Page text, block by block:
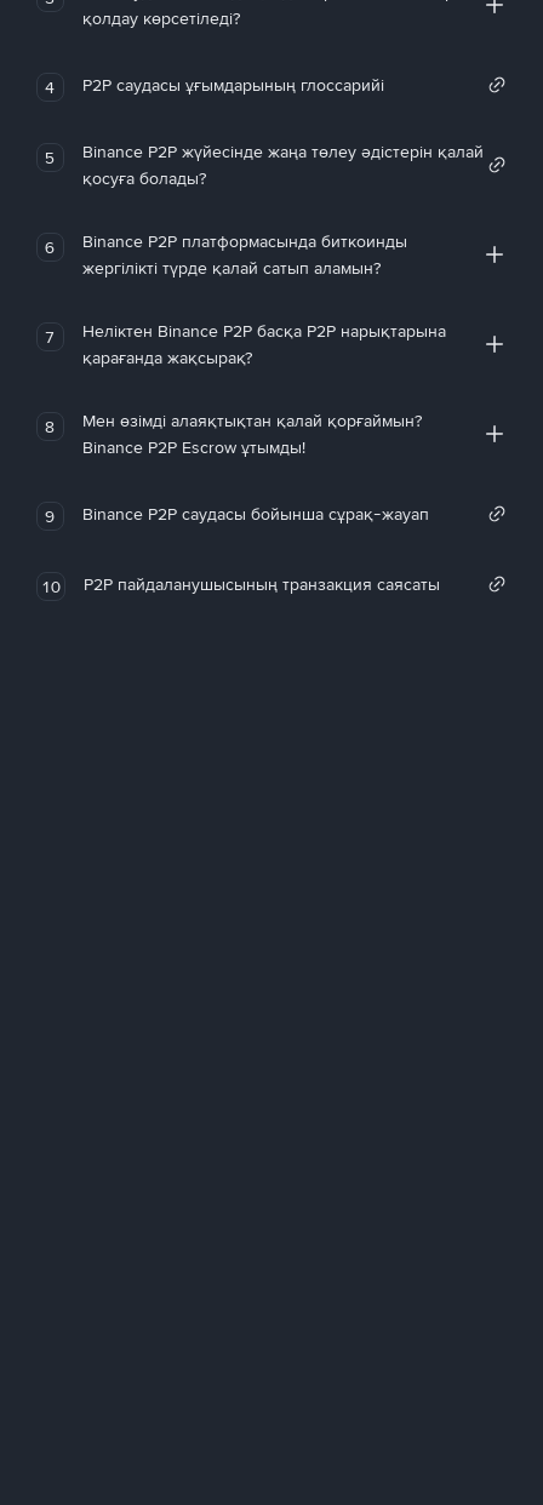
қолдау көрсетіледі?
4 P2P саудасы ұғымдарының глоссарийі
5
Binance P2P жүйесінде жаңа төлеу әдістерін қалай
қосуға болады?
6
Binance P2P платформасында биткоинды
жергілікті түрде қалай сатып аламын?
7
Неліктен Binance P2P басқа P2P нарықтарына
қарағанда жақсырақ?
8
Мен өзімді алаяқтықтан қалай қорғаймын?
Binance P2P Escrow ұтымды!
9 Binance P2P саудасы бойынша сұрақ-жауап
10 P2P пайдаланушысының транзакция саясаты